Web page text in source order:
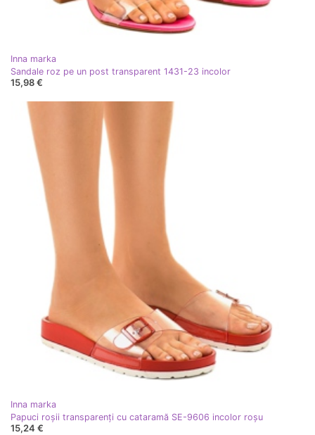
Inna marka
Sandale roz pe un post transparent 1431-23 incolor
15,98 €
Inna marka
Papuci roșii transparenți cu cataramă SE-9606 incolor roşu
15,24 €